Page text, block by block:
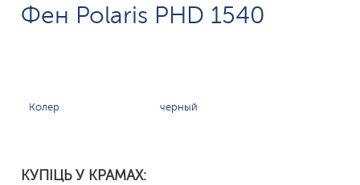
Фен Polaris PHD 1540
Колер черный
КУПІЦЬ У КРАМАХ: